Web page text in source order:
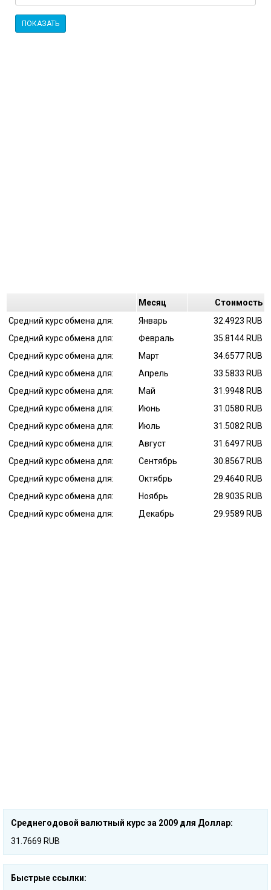
ПОКАЗАТЬ
Mесяц
Cтоимость
Средний курс обмена для:
Январь
32.4923 RUB
Средний курс обмена для:
Февраль
35.8144 RUB
Средний курс обмена для:
Март
34.6577 RUB
Средний курс обмена для:
Апрель
33.5833 RUB
Средний курс обмена для:
Май
31.9948 RUB
Средний курс обмена для:
Июнь
31.0580 RUB
Средний курс обмена для:
Июль
31.5082 RUB
Средний курс обмена для:
Август
31.6497 RUB
Средний курс обмена для:
Сентябрь
30.8567 RUB
Средний курс обмена для:
Октябрь
29.4640 RUB
Средний курс обмена для:
Ноябрь
28.9035 RUB
Средний курс обмена для:
Декабрь 29.9589 RUB
Среднегодовой валютный курс за 2009 для Доллар:
31.7669 RUB
Быстрые ссылки: